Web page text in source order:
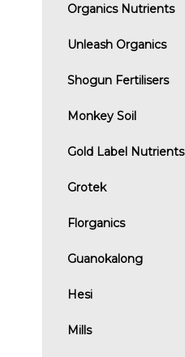
Organics Nutrients
Unleash Organics
Shogun Fertilisers
Monkey Soil
Gold Label Nutrients
Grotek
Florganics
Guanokalong
Hesi
Mills